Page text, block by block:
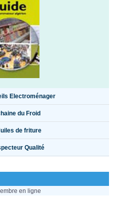
Electroménager
du Froid
de friture
Qualité
en ligne